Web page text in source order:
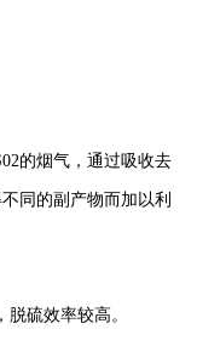
的烟气，通过吸收去
同的副产物而加以利
硫效率较高。